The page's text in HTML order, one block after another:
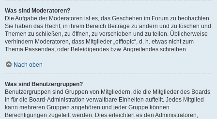
Was sind Moderatoren?
Die Aufgabe der Moderatoren ist es, das Geschehen im Forum zu beobachten.
Sie haben das Recht, in ihrem Bereich Beiträge zu ändern und zu löschen und
Themen zu schließen, zu öffnen, zu verschieben und zu teilen. Üblicherweise
verhindern Moderatoren, dass Mitglieder „offtopic“, d. h. etwas nicht zum
Thema Passendes, oder Beleidigendes bzw. Angreifendes schreiben.
Nach oben
Was sind Benutzergruppen?
Benutzergruppen sind Gruppen von Mitgliedern, die die Mitglieder des Boards
in für die Board-Administration verwaltbare Einheiten aufteilt. Jedes Mitglied
kann mehreren Gruppen angehören und jeder Gruppe können
Berechtigungen zugeteilt werden. Dies erleichtert es den Administratoren,